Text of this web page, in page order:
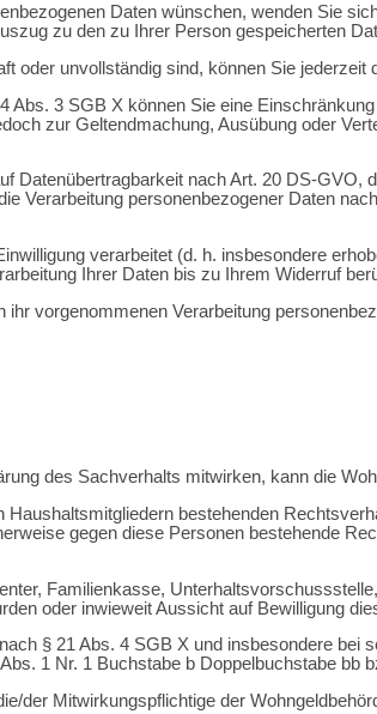
Daten wünschen, wenden Sie
zu den zu Ihrer Person gespeicherten
oder unvollständig sind, können Sie
3 SGB X können Sie eine
zur Geltendmachung, Ausübung oder
Datenübertragbarkeit nach Art. 20 DS-
Verarbeitung personenbezogener Daten
verarbeitet (d. h. insbesondere
Ihrer Daten bis zu Ihrem Widerruf
vorgenommenen Verarbeitung
des Sachverhalts mitwirken, kann die
bestehenden
gegen diese Personen bestehende
Familienkasse,
oder inwieweit Aussicht auf Bewilligung
§ 21 Abs. 4 SGB X und insbesondere
1 Nr. 1 Buchstabe b Doppelbuchstabe bb
der Mitwirkungspflichtige der